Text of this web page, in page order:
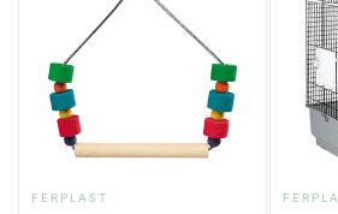
Fournisseur
FERPLAST